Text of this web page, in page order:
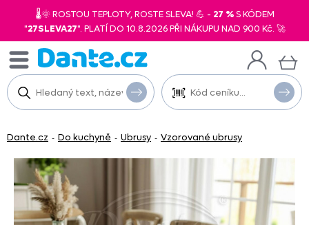
🌡️🌞 ROSTOU TEPLOTY, ROSTE SLEVA! 💪 - 27 %S KÓDEM
"27SLEVA27". PLATÍ DO 10.8.2026 PŘI NÁKUPU NAD 900 Kč. 🚀
Dante.cz - Do kuchyně - Ubrusy - Vzorované ubrusy